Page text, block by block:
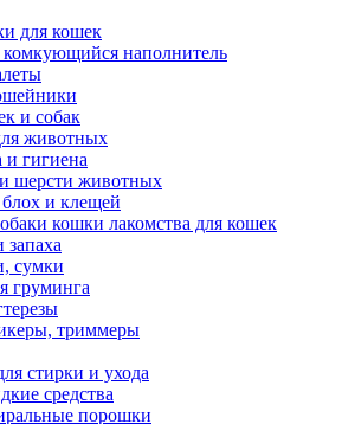
для кошек
наполнитель
и собак
животных
и гигиена
шерсти животных
и клещей
кошки лакомства для кошек
запаха
сумки
груминга
триммеры
стирки и ухода
средства
порошки